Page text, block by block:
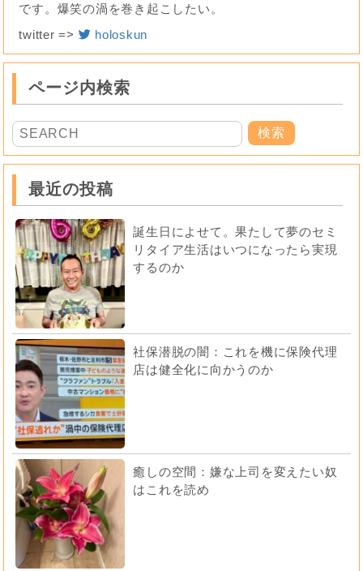
です。爆笑の渦を巻き起こしたい。
twitter =>
holoskun
ページ内検索
最近の投稿
誕生日によせて。果たして夢のセミ
リタイア生活はいつになったら実現
するのか
社保潜脱の闇：これを機に保険代理
店は健全化に向かうのか
癒しの空間：嫌な上司を変えたい奴
はこれを読め